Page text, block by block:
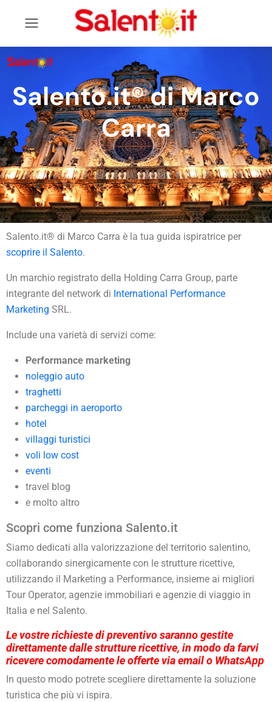
Salento.it® di Marco
Carra
Salento.it® di Marco Carra è la tua guida ispiratrice per
scoprire il Salento.
Un marchio registrato della Holding Carra Group, parte
integrante del network di International Performance
Marketing SRL.
Include una varietà di servizi come:
Performance marketing
noleggio auto
traghetti
parcheggi in aeroporto
hotel
villaggi turistici
voli low cost
eventi
travel blog
e molto altro
Scopri come funziona Salento.it
Siamo dedicati alla valorizzazione del territorio salentino,
collaborando sinergicamente con le strutture ricettive,
utilizzando il Marketing a Performance, insieme ai migliori
Tour Operator, agenzie immobiliari e agenzie di viaggio in
Italia e nel Salento.
Le vostre richieste di preventivo saranno gestite
direttamente dalle strutture ricettive, in modo da farvi
ricevere comodamente le offerte via email o WhatsApp
In questo modo potrete scegliere direttamente la soluzione
turistica che più vi ispira.